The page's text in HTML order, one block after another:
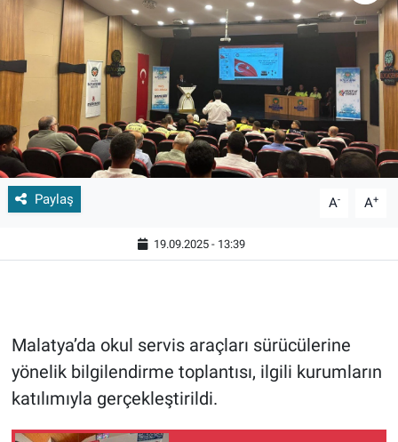
Paylaş A- A+
19.09.2025 - 13:39
Malatya’da okul servis araçları sürücülerine
yönelik bilgilendirme toplantısı, ilgili kurumların
katılımıyla gerçekleştirildi.